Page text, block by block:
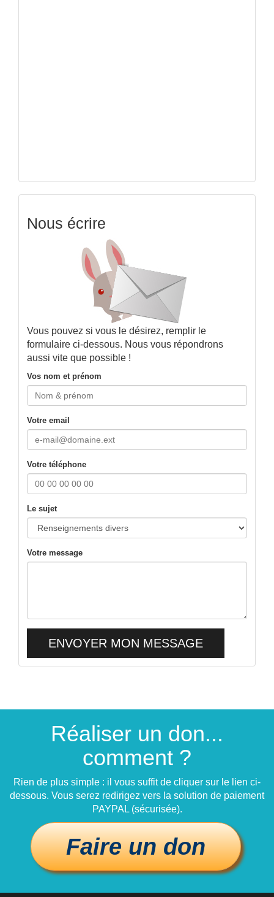
Nous écrire
Vous pouvez si vous le désirez, remplir le
formulaire ci-dessous. Nous vous répondrons
aussi vite que possible !
Vos nom et prénom
Votre email
Votre téléphone
Le sujet
Votre message
ENVOYER MON MESSAGE
Réaliser un don...
comment ?
Rien de plus simple : il vous suffit de cliquer sur le lien ci-
dessous. Vous serez redirigez vers la solution de paiement
PAYPAL (sécurisée).